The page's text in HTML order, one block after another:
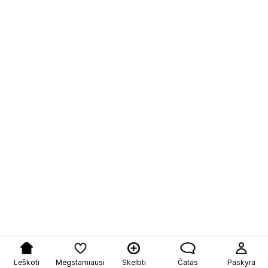
Leškoti Mėgstamiausi Skelbti Čatas Paskyra